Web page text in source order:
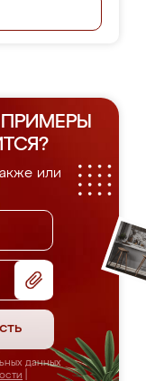
или
данных